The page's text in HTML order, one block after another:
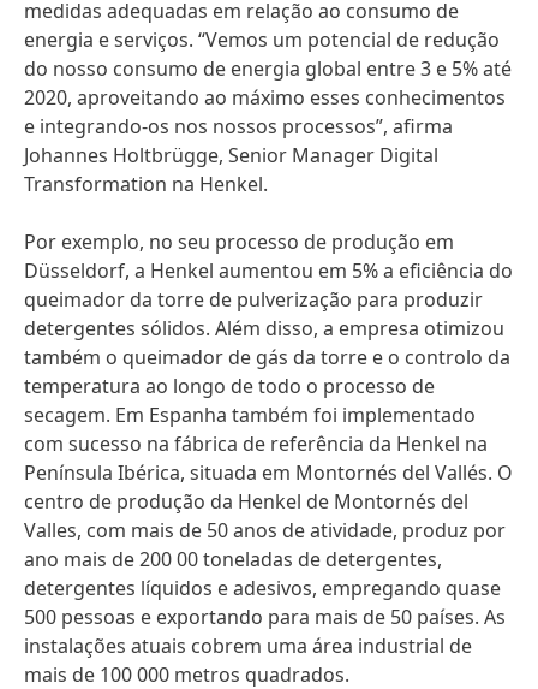
medidas adequadas em relação ao consumo de
energia e serviços. “Vemos um potencial de redução
do nosso consumo de energia global entre 3 e 5% até
2020, aproveitando ao máximo esses conhecimentos
e integrando-os nos nossos processos”, afirma
Johannes Holtbrügge, Senior Manager Digital
Transformation na Henkel.
Por exemplo, no seu processo de produção em
Düsseldorf, a Henkel aumentou em 5% a eficiência do
queimador da torre de pulverização para produzir
detergentes sólidos. Além disso, a empresa otimizou
também o queimador de gás da torre e o controlo da
temperatura ao longo de todo o processo de
secagem. Em Espanha também foi implementado
com sucesso na fábrica de referência da Henkel na
Península Ibérica, situada em Montornés del Vallés. O
centro de produção da Henkel de Montornés del
Valles, com mais de 50 anos de atividade, produz por
ano mais de 200 00 toneladas de detergentes,
detergentes líquidos e adesivos, empregando quase
500 pessoas e exportando para mais de 50 países. As
instalações atuais cobrem uma área industrial de
mais de 100 000 metros quadrados.